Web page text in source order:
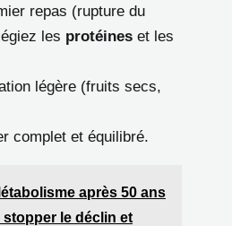
repas (rupture du
les protéines et les
légère (fruits secs,
complet et équilibré.
après 50 ans
le déclin et